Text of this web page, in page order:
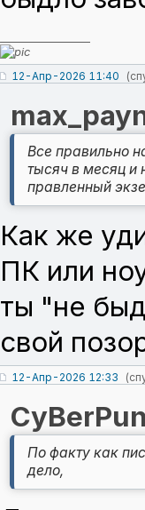
12-Апр-2026 11:40
Все правильно
тысяч в месяц и
правленный
Как же
ПК или
ты "не
свой
12-Апр-2026 12:33
По факту как
дело,